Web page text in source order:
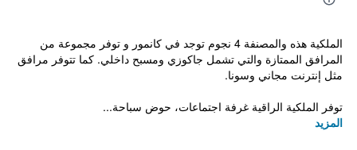
الملكية هذه والمصنفة 4 نجوم توجد في كانمور و توفر مجموعة من
المرافق الممتازة والتي تشمل جاكوزي ومسبح داخلي. كما تتوفر مرافق
مثل إنترنت مجاني وسونا.
توفر الملكية الراقية غرفة اجتماعات، حوض سباحة...
المزيد